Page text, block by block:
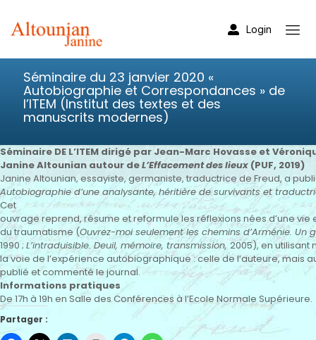
Login
Séminaire du 23 janvier 2020 «
Autobiographie et Correspondances » de
l’ITEM (Institut des textes et des
manuscrits modernes)
Séminaire DE L’ITEM dirigé par Jean-Marc Hovasse et
Janine Altounian autour deL’Effacement des lieux (PUF, 2019)
Janine Altounian, essayiste, germaniste, traductrice de Freud, a
Autobiographie d’une analysante, héritière de survivants et
Cet
ouvrage reprend, résume et reformule les réflexions nées d’une
du traumatisme (Ouvrez-moi seulement les chemins d’Arménie. Un
1990 ; L’intraduisible. Deuil, mémoire, transmission,2005), en
la voie de l’expérience autobiographique : celle de l’auteure, mais
publié et commenté le journal.
Informations pratiques
De 17h à 19h en Salle des Conférences à l’Ecole Normale Supérieure.
Partager :